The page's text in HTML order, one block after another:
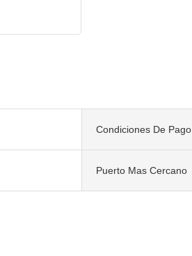
Condiciones De Pago
Puerto Mas Cercano